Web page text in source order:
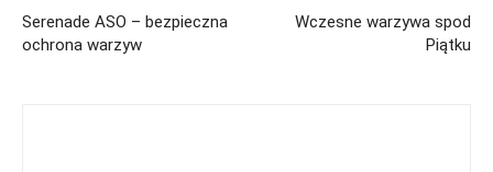
Serenade ASO – bezpieczna
ochrona warzyw
Wczesne warzywa spod
Piątku